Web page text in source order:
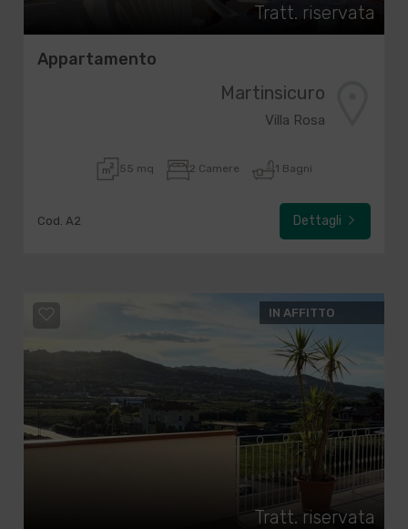
Tratt. riservata
Appartamento
Martinsicuro
Villa Rosa
55 mq 2 Camere 1 Bagni
Cod. A2 Dettagli
IN AFFITTO
Tratt. riservata